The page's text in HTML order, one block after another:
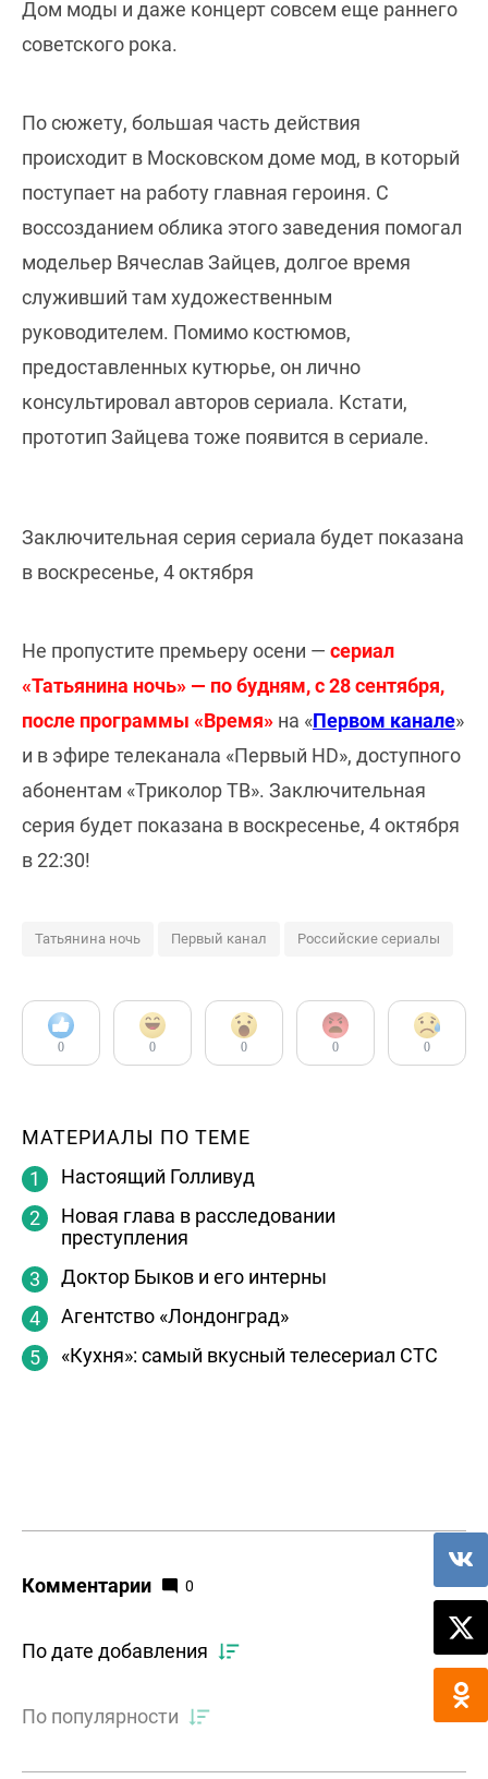
Дом моды и даже концерт совсем еще раннего
советского рока.
По сюжету, большая часть действия
происходит в Московском доме мод, в который
поступает на работу главная героиня. С
воссозданием облика этого заведения помогал
модельер Вячеслав Зайцев, долгое время
служивший там художественным
руководителем. Помимо костюмов,
предоставленных кутюрье, он лично
консультировал авторов сериала. Кстати,
прототип Зайцева тоже появится в сериале.
Заключительная серия сериала будет показана
в воскресенье, 4 октября
Не пропустите премьеру осени — сериал
«Татьянина ночь» — по будням, с 28 сентября,
после программы «Время» на «Первом канале»
и в эфире телеканала «Первый HD», доступного
абонентам «Триколор ТВ». Заключительная
серия будет показана в воскресенье, 4 октября
в 22:30!
Татьянина ночь Первый канал Российские сериалы
0 0 0 0 0
МАТЕРИАЛЫ ПО ТЕМЕ
Настоящий Голливуд
Новая глава в расследовании
преступления
Доктор Быков и его интерны
Агентство «Лондонград»
«Кухня»: самый вкусный телесериал СТС
Комментарии 0
По дате добавления
По популярности